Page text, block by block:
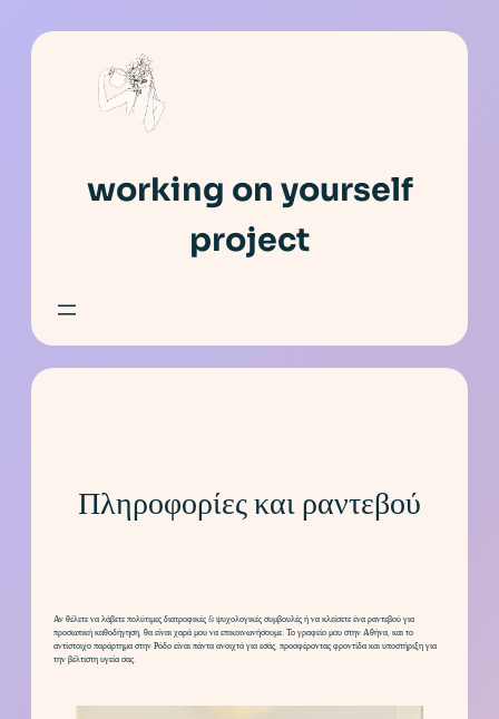
content
working on yourself
project
Πληροφορίες και ραντεβού
Αν θέλετε να λάβετε πολύτιμες διατροφικές & ψυχολογικές συμβουλές ή να κλείσετε ένα ραντεβού για
προσωπική καθοδήγηση, θα είναι χαρά μου να επικοινωνήσουμε. Το γραφείο μου στην Αθήνα, και το
αντίστοιχο παράρτημα στην Ρόδο είναι πάντα ανοιχτά για εσάς, προσφέροντας φροντίδα και υποστήριξη για
την βέλτιστη υγεία σας.